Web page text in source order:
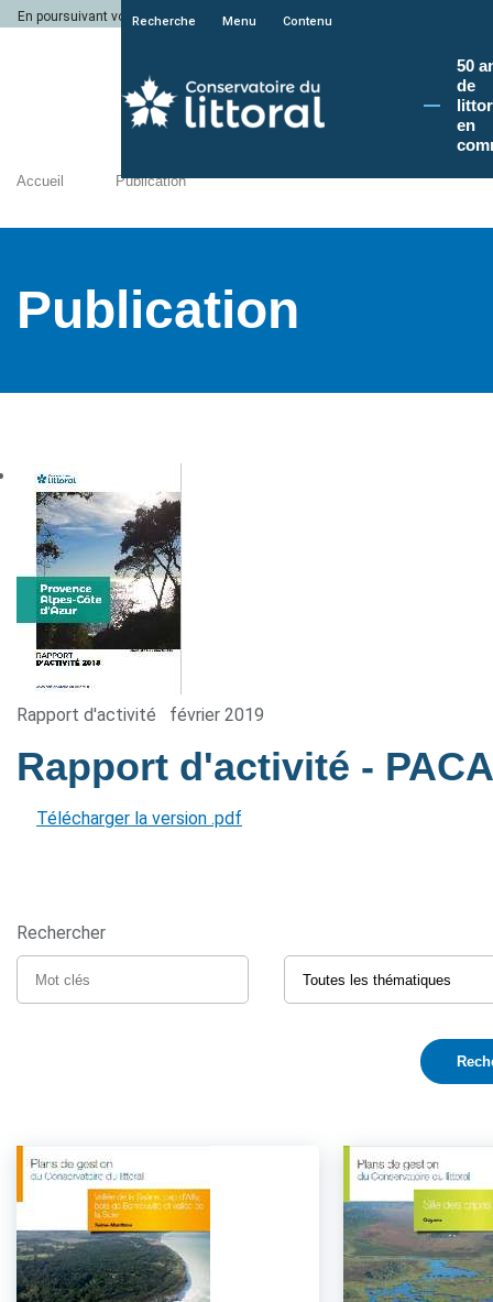
En poursuivant votre navigation sur le site du Conservatoire du littoral, vous
Recherche Menu Contenu
50
de
en
Accueil Publication
Publication
Rapport d'activité février 2019
Rapport d'activité -
Télécharger la version .pdf
Rechercher